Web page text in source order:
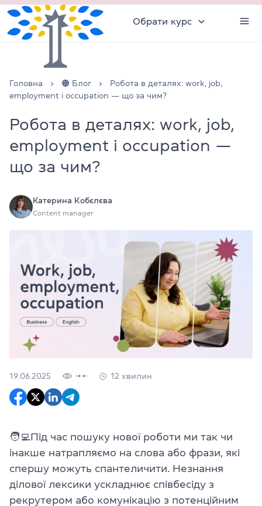
Обрати курс
Головна 🟠 Блог
Робота в деталях: work, job,
employment і occupation — що за чим?
Робота в деталях: work, job,
employment і occupation —
що за чим?
Катерина Кобєлєва
Content manager
19.06.2025 12 хвилин
🧑‍💻Під час пошуку нової роботи ми так чи
інакше натрапляємо на слова або фрази, які
спершу можуть спантеличити. Незнання
ділової лексики ускладнює співбесіду з
рекрутером або комунікацію з потенційним